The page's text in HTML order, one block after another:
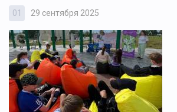
01 29 сентября 2025